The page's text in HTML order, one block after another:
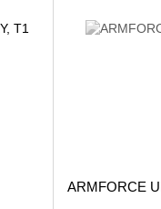
ARMFORCE